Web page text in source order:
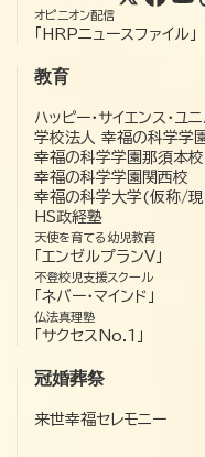
オピニオン配信
「HRPニュースファイル」
教育
ハッピー・サイエンス・ユ
学校法人 幸福の科学学
幸福の科学学園那須本校
幸福の科学学園関西校
幸福の科学大学(仮称/
HS政経塾
天使を育てる幼児教育
「エンゼルプランV」
不登校児支援スクール
「ネバー・マインド」
仏法真理塾
「サクセスNo.1」
冠婚葬祭
来世幸福セレモニー